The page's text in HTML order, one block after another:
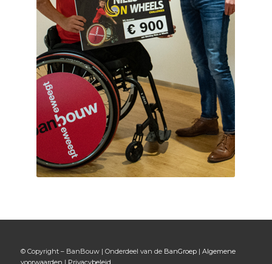
© Copyright – BanBouw | Onderdeel van de BanGroep| Algemene